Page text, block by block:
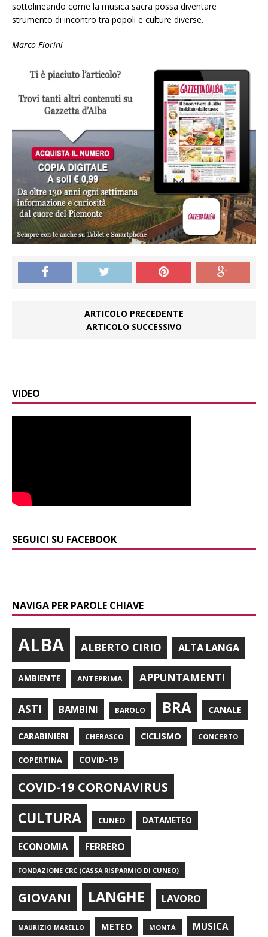
sottolineando come la musica sacra possa diventare
strumento di incontro tra popoli e culture diverse.
Marco Fiorini
ARTICOLO PRECEDENTE
ARTICOLO SUCCESSIVO
VIDEO
SEGUICI SU FACEBOOK
NAVIGA PER PAROLE CHIAVE
ALBA ALBERTO CIRIO ALTA LANGA
AMBIENTE ANTEPRIMA APPUNTAMENTI
ASTI BAMBINI BAROLO BRA CANALE
CARABINIERI CHERASCO CICLISMO CONCERTO
COPERTINA COVID-19
COVID-19 CORONAVIRUS
CULTURA CUNEO DATAMETEO
ECONOMIA FERRERO
FONDAZIONE CRC (CASSA RISPARMIO DI CUNEO)
GIOVANI LANGHE LAVORO
MAURIZIO MARELLO METEO MONTÀ MUSICA